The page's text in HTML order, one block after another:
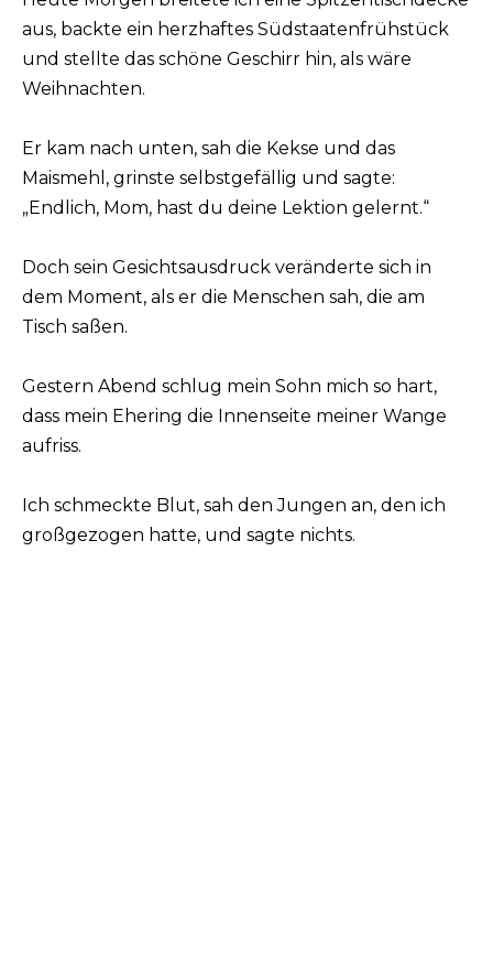
aus, backte ein herzhaftes Südstaatenfrühstück
und stellte das schöne Geschirr hin, als wäre
Weihnachten.
Er kam nach unten, sah die Kekse und das
Maismehl, grinste selbstgefällig und sagte:
„Endlich, Mom, hast du deine Lektion gelernt.“
Doch sein Gesichtsausdruck veränderte sich in
dem Moment, als er die Menschen sah, die am
Tisch saßen.
Gestern Abend schlug mein Sohn mich so hart,
dass mein Ehering die Innenseite meiner Wange
aufriss.
Ich schmeckte Blut, sah den Jungen an, den ich
großgezogen hatte, und sagte nichts.